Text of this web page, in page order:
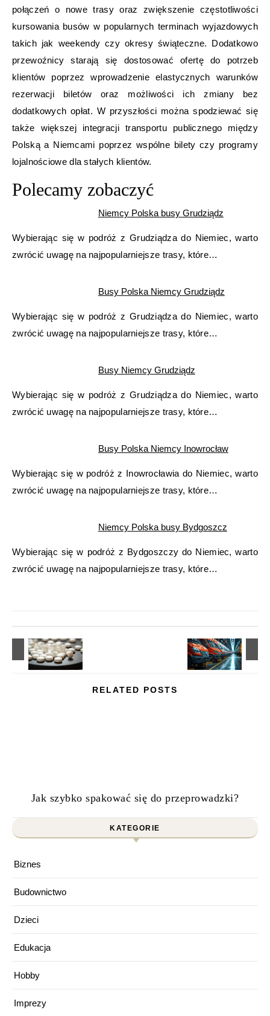
połączeń o nowe trasy oraz zwiększenie częstotliwości
kursowania busów w popularnych terminach wyjazdowych
takich jak weekendy czy okresy świąteczne. Dodatkowo
przewoźnicy starają się dostosować ofertę do potrzeb
klientów poprzez wprowadzenie elastycznych warunków
rezerwacji biletów oraz możliwości ich zmiany bez
dodatkowych opłat. W przyszłości można spodziewać się
także większej integracji transportu publicznego między
Polską a Niemcami poprzez wspólne bilety czy programy
lojalnościowe dla stałych klientów.
Polecamy zobaczyć
Niemcy Polska busy Grudziądz
Wybierając się w podróż z Grudziądza do Niemiec, warto
zwrócić uwagę na najpopularniejsze trasy, które…
Busy Polska Niemcy Grudziądz
Wybierając się w podróż z Grudziądza do Niemiec, warto
zwrócić uwagę na najpopularniejsze trasy, które…
Busy Niemcy Grudziądz
Wybierając się w podróż z Grudziądza do Niemiec, warto
zwrócić uwagę na najpopularniejsze trasy, które…
Busy Polska Niemcy Inowrocław
Wybierając się w podróż z Inowrocławia do Niemiec, warto
zwrócić uwagę na najpopularniejsze trasy, które…
Niemcy Polska busy Bydgoszcz
Wybierając się w podróż z Bydgoszczy do Niemiec, warto
zwrócić uwagę na najpopularniejsze trasy, które…
RELATED POSTS
Jak szybko spakować się do przeprowadzki?
KATEGORIE
Biznes
Budownictwo
Dzieci
Edukacja
Hobby
Imprezy